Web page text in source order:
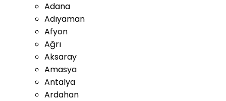
Adana
Adıyaman
Afyon
Ağrı
Aksaray
Amasya
Antalya
Ardahan